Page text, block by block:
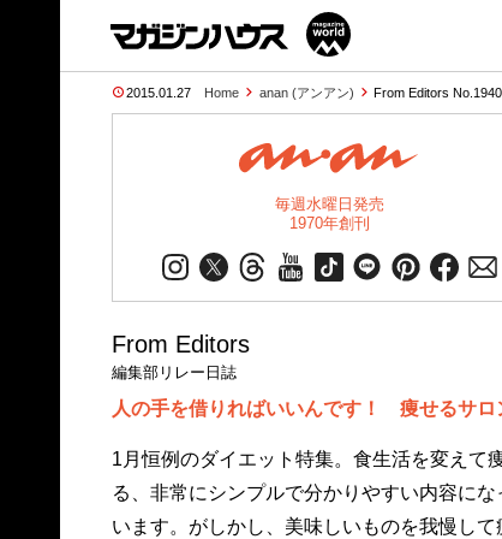
2015.01.27 Home anan (アンアン) From Editors
毎週水曜日発売
1970年創刊
From Editors
編集部リレー日誌
人の手を借りればいいんです！ 痩せるサロ
1月恒例のダイエット特集。食生活を変えて
る、非常にシンプルで分かりやすい内容にな
います。がしかし、美味しいものを我慢して